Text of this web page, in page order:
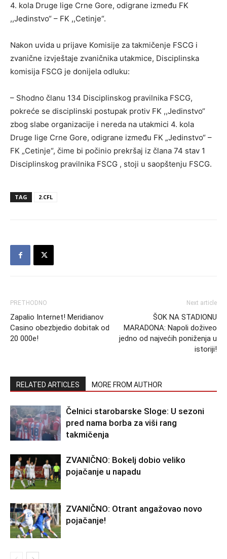
4. kola Druge lige Crne Gore, odigrane između FK
,,Jedinstvo“ – FK ,,Cetinje“.
Nakon uvida u prijave Komisije za takmičenje FSCG i
zvanične izvještaje zvaničnika utakmice, Disciplinska
komisija FSCG je donijela odluku:
– Shodno članu 134 Disciplinskog pravilnika FSCG,
pokreće se disciplinski postupak protiv FK ,,Jedinstvo“
zbog slabe organizacije i nereda na utakmici 4. kola
Druge lige Crne Gore, odigrane između FK „Jedinstvo“ –
FK „Cetinje“, čime bi počinio prekršaj iz člana 74 stav 1
Disciplinskog pravilnika FSCG , stoji u saopštenju FSCG.
TAG 2.CFL
PRETHODNO
Zapalio Internet! Meridianov
Casino obezbjedio dobitak od
20 000e!
Next article
ŠOK NA STADIONU
MARADONA: Napoli doživeo
jedno od najvećih poniženja u
istoriji!
RELATED ARTICLES MORE FROM AUTHOR
Čelnici starobarske Sloge: U sezoni
pred nama borba za viši rang
takmičenja
ZVANIČNO: Bokelj dobio veliko
pojačanje u napadu
ZVANIČNO: Otrant angažovao novo
pojačanje!